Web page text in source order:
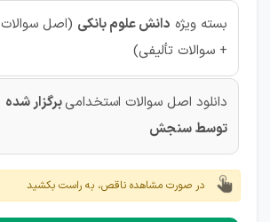
بسته ویژه دانش علوم بانکی (اصل سوالات
+ سوالات تألیفی)
دانلود اصل سوالات استخدامیبرگزار شده
توسط سنجش
در صورت مشاهده ناقص، به راست بکشید